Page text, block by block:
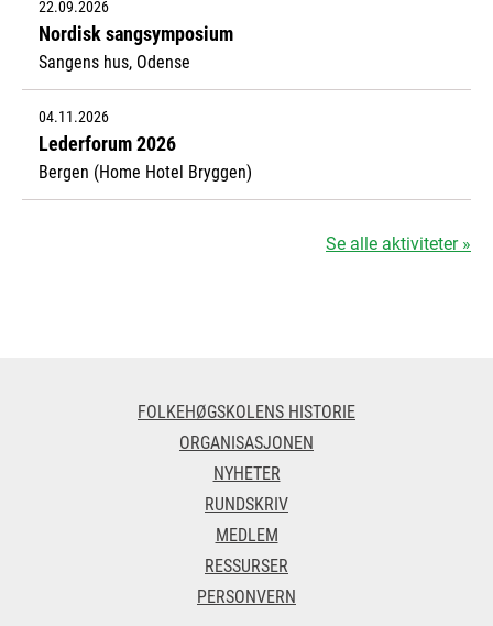
22.09.2026
Nordisk sangsymposium
Sangens hus, Odense
04.11.2026
Lederforum 2026
Bergen (Home Hotel Bryggen)
Se alle aktiviteter »
FOLKEHØGSKOLENS HISTORIE
ORGANISASJONEN
NYHETER
RUNDSKRIV
MEDLEM
RESSURSER
PERSONVERN